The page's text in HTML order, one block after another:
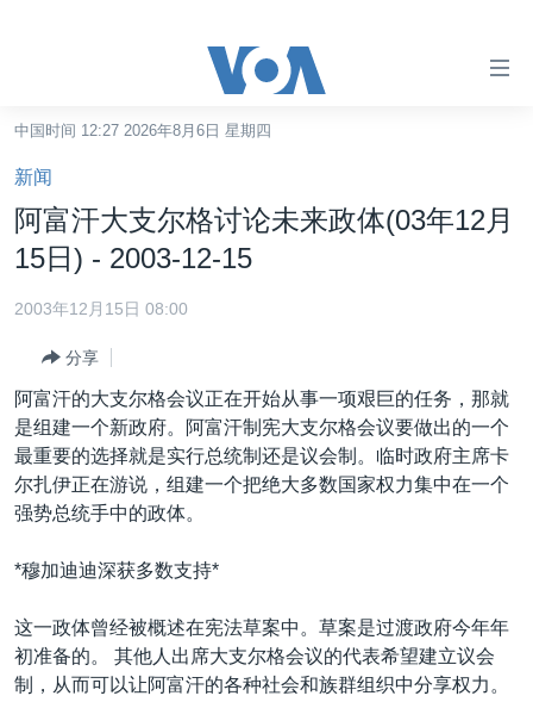
碍
链
接
跳
转
内
转
到
导
航
跳
索
中国
国际
最新国际新闻
印太
中东
非洲
美洲
全球议题
分类新闻
经济·金融·贸易
人权·法律·宗教
军事
劳工
环境
美中关系
热点专题
国会报道
美中关系
美国建国250周年
VOA今日焦点
中文广播
关注我们
中国时间 12:27 2026年8月6日 星期四
新闻
阿富汗大支尔格讨论未来政体(03年12月
15日) - 2003-12-15
2003年12月15日 08:00
分享
阿富汗的大支尔格会议正在开始从事一项艰巨的任务，那就
是组建一个新政府。阿富汗制宪大支尔格会议要做出的一个
最重要的选择就是实行总统制还是议会制。临时政府主席卡
尔扎伊正在游说，组建一个把绝大多数国家权力集中在一个
强势总统手中的政体。
*穆加迪迪深获多数支持*
这一政体曾经被概述在宪法草案中。草案是过渡政府今年年
初准备的。 其他人出席大支尔格会议的代表希望建立议会
制，从而可以让阿富汗的各种社会和族群组织中分享权力。